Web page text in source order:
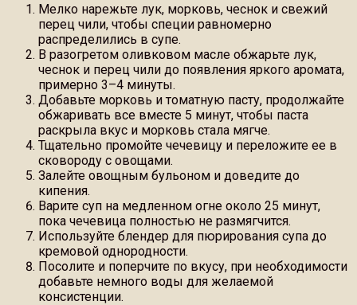
Мелко нарежьте лук, морковь, чеснок и свежий
перец чили, чтобы специи равномерно
распределились в супе.
В разогретом оливковом масле обжарьте лук,
чеснок и перец чили до появления яркого аромата,
примерно 3–4 минуты.
Добавьте морковь и томатную пасту, продолжайте
обжаривать все вместе 5 минут, чтобы паста
раскрыла вкус и морковь стала мягче.
Тщательно промойте чечевицу и переложите ее в
сковороду с овощами.
Залейте овощным бульоном и доведите до
кипения.
Варите суп на медленном огне около 25 минут,
пока чечевица полностью не размягчится.
Используйте блендер для пюрирования супа до
кремовой однородности.
Посолите и поперчите по вкусу, при необходимости
добавьте немного воды для желаемой
консистенции.